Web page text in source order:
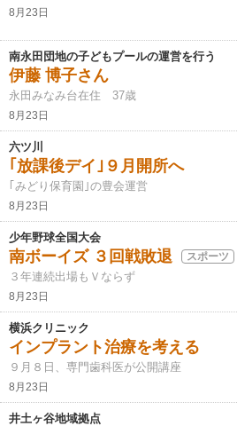
8月23日
南永田団地の子どもプールの運営を行う
伊藤 博子さん
永田みなみ台在住 37歳
8月23日
六ツ川
｢放課後デイ｣９月開所へ
｢みどり保育園｣の豊会運営
8月23日
少年野球全国大会
南ボーイズ ３回戦敗退 スポーツ
３年連続出場もＶならず
8月23日
横浜クリニック
インプラント治療を考える
９月８日、専門歯科医が公開講座
8月23日
井土ヶ谷地域拠点